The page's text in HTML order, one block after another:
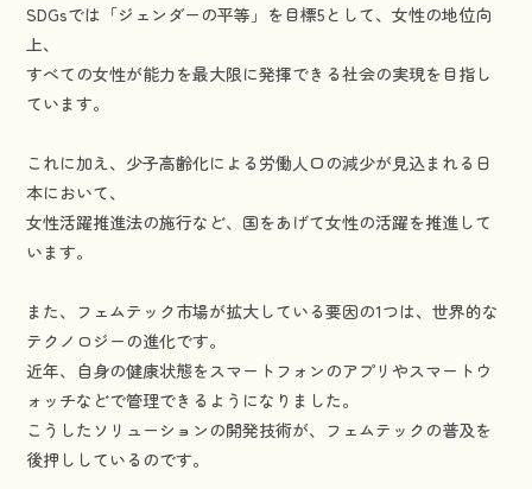
SDGsでは「ジェンダーの平等」を目標5として、女性の地位向
上、
すべての女性が能力を最大限に発揮できる社会の実現を目指し
ています。
これに加え、少子高齢化による労働人口の減少が見込まれる日
本において、
女性活躍推進法の施行など、国をあげて女性の活躍を推進して
います。
また、フェムテック市場が拡大している要因の1つは、世界的な
テクノロジーの進化です。
近年、自身の健康状態をスマートフォンのアプリやスマートウ
ォッチなどで管理できるようになりました。
こうしたソリューションの開発技術が、フェムテックの普及を
後押ししているのです。